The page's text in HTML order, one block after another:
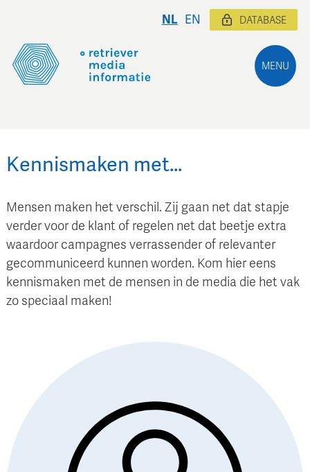
MENU
NL EN DATABASE
Kennismaken met…
Mensen maken het verschil. Zij gaan net dat stapje
verder voor de klant of regelen net dat beetje extra
waardoor campagnes verrassender of relevanter
gecommuniceerd kunnen worden. Kom hier eens
kennismaken met de mensen in de media die het vak
zo speciaal maken!